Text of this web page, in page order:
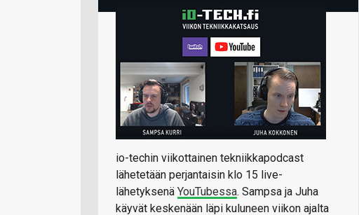
io-techin viikottainen tekniikkapodcast
lähetetään perjantaisin klo 15 live-
lähetyksenä YouTubessa. Sampsa ja Juha
käyvät keskenään läpi kuluneen viikon ajalta